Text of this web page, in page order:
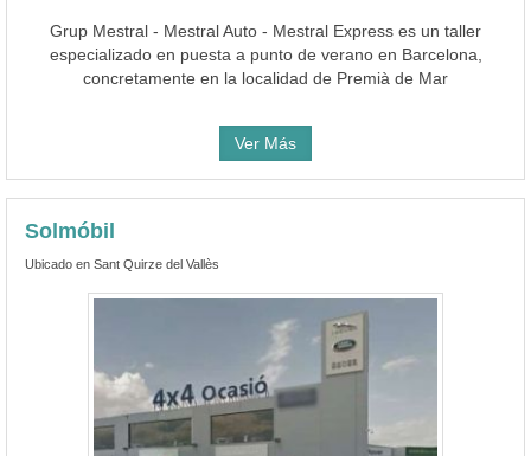
Grup Mestral - Mestral Auto - Mestral Express es un taller
especializado en puesta a punto de verano en Barcelona,
concretamente en la localidad de Premià de Mar
Ver Más
Solmóbil
Ubicado en Sant Quirze del Vallès